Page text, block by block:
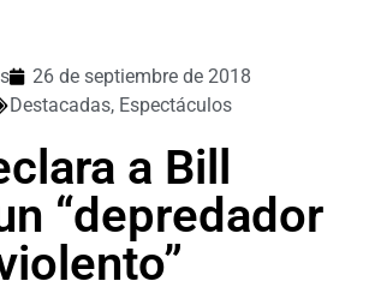
26 de septiembre de 2018
Destacadas, Espectáculos
a Bill
“depredador